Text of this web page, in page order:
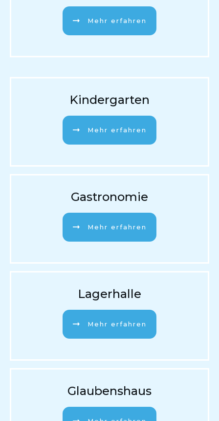
Mehr erfahren
Kindergarten
Mehr erfahren
Gastronomie
Mehr erfahren
Lagerhalle
Mehr erfahren
Glaubenshaus